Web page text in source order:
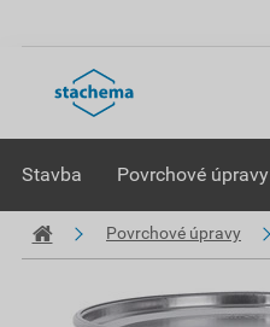
Stavba Povrchové úpravy
Povrchové úpravy